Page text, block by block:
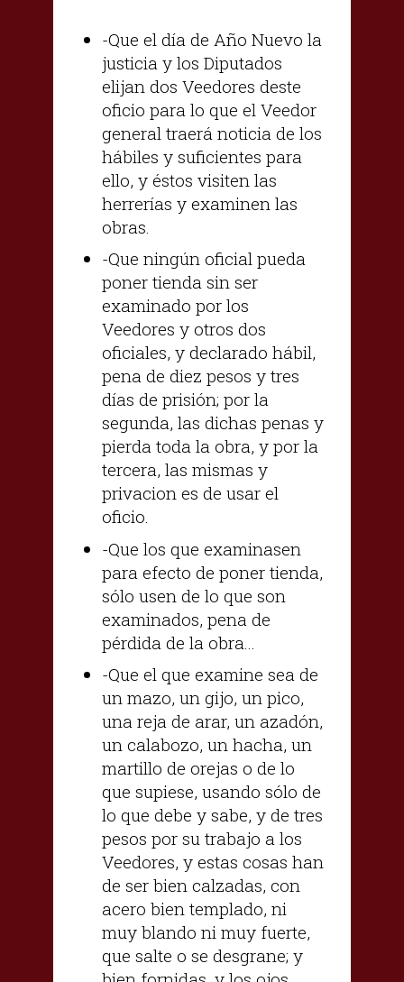
-Que el día de Año Nuevo la
justicia y los Diputados
elijan dos Veedores deste
oficio para lo que el Veedor
general traerá noticia de los
hábiles y suficientes para
ello, y éstos visiten las
herrerías y examinen las
obras.
-Que ningún oficial pueda
poner tienda sin ser
examinado por los
Veedores y otros dos
oficiales, y declarado hábil,
pena de diez pesos y tres
días de prisión; por la
segunda, las dichas penas y
pierda toda la obra, y por la
tercera, las mismas y
privacion es de usar el
oficio.
-Que los que examinasen
para efecto de poner tienda,
sólo usen de lo que son
examinados, pena de
pérdida de la obra...
-Que el que examine sea de
un mazo, un gijo, un pico,
una reja de arar, un azadón,
un calabozo, un hacha, un
martillo de orejas o de lo
que supiese, usando sólo de
lo que debe y sabe, y de tres
pesos por su trabajo a los
Veedores, y estas cosas han
de ser bien calzadas, con
acero bien templado, ni
muy blando ni muy fuerte,
que salte o se desgrane; y